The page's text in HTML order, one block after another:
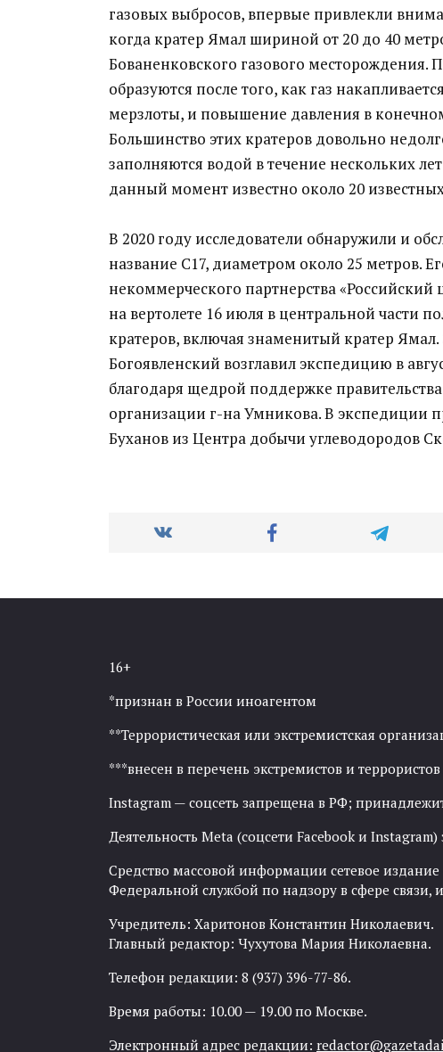
газовых выбросов, впервые привлекли
когда кратер Ямал шириной от 20 до 40
Бованенковского газового месторождения.
образуются после того, как газ
мерзлоты, и повышение давления в
Большинство этих кратеров довольно
заполняются водой в течение нескольких
данный момент известно около 20
В 2020 году исследователи обнаружили и
название C17, диаметром около 25 метров.
некоммерческого партнерства
на вертолете 16 июля в центральной части
кратеров, включая знаменитый кратер
Богоявленский возглавил экспедицию в
благодаря щедрой поддержке
организации г-на Умникова. В экспедиции
Буханов из Центра добычи углеводородов
16+
*признан в России иноагентом
**Террористическая или экстремистская
***внесен в перечень экстремистов и
Instagram — соцсеть запрещена в РФ;
Деятельность Meta (соцсети Facebook и
Средство массовой информации сетевое издание
Федеральной службой по надзору в сфере
Учредитель: Харитонов Константин Николаевич.
Главный редактор: Чухутова Мария Николаевна.
Телефон редакции: 8 (937) 396-77-86.
Время работы: 10.00 — 19.00 по Москве.
Электронный адрес редакции: